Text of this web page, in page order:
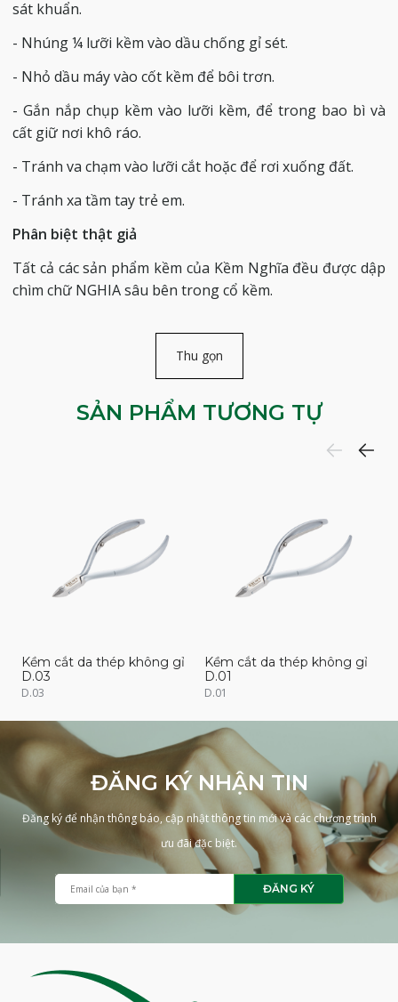
sát khuẩn.
- Nhúng ¼ lưỡi kềm vào dầu chống gỉ sét.
- Nhỏ dầu máy vào cốt kềm để bôi trơn.
- Gắn nắp chụp kềm vào lưỡi kềm, để trong bao bì và
cất giữ nơi khô ráo.
- Tránh va chạm vào lưỡi cắt hoặc để rơi xuống đất.
- Tránh xa tầm tay trẻ em.
Phân biệt thật giả
Tất cả các sản phẩm kềm của Kềm Nghĩa đều được dập
chìm chữ NGHIA sâu bên trong cổ kềm.
Thu gọn
SẢN PHẨM TƯƠNG TỰ
Kềm cắt da thép không gỉ
D.03
D.03
Kềm cắt da thép không gỉ
D.01
D.01
ĐĂNG KÝ NHẬN TIN
Đăng ký để nhận thông báo, cập nhật thông tin mới và các chương trình
ưu đãi đặc biệt.
ĐĂNG KÝ